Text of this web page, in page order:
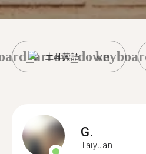
土耳其語
G.
Taiyuan